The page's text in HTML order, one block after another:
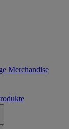
Merchandise